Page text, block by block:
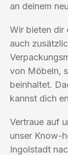
an deinem
Wir bieten dir
auch
von Möbeln,
beinhaltet.
kannst dich
Vertraue auf
unser Know-
Ingolstadt